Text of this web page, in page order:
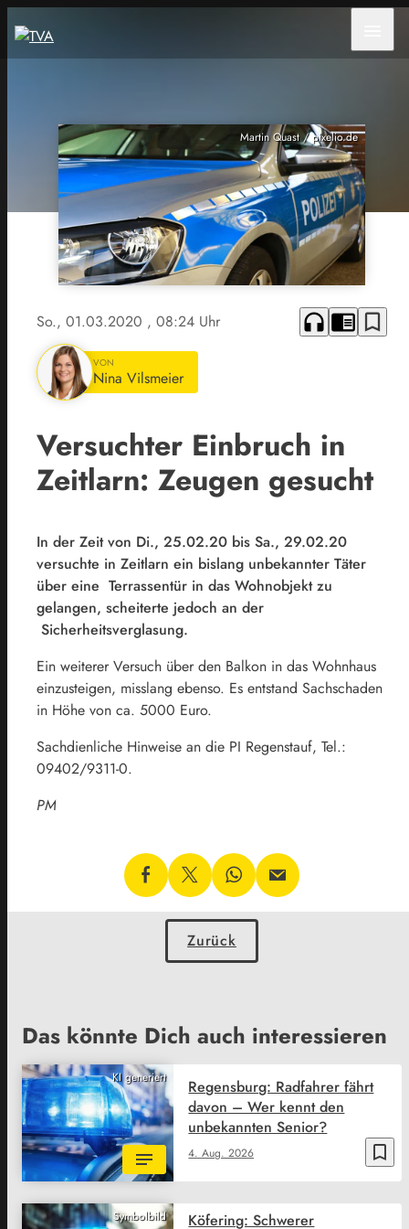
Martin Quast / pixelio.de
So., 01.03.2020 , 08:24 Uhr headphones chrome_reader_mode bookmark_border
VON
Nina Vilsmeier
Versuchter Einbruch in
Zeitlarn: Zeugen gesucht
In der Zeit von Di., 25.02.20 bis Sa., 29.02.20
versuchte in Zeitlarn ein bislang unbekannter Täter
über eine Terrassentür in das Wohnobjekt zu
gelangen, scheiterte jedoch an der
Sicherheitsverglasung.
Ein weiterer Versuch über den Balkon in das Wohnhaus
einzusteigen, misslang ebenso. Es entstand Sachschaden
in Höhe von ca. 5000 Euro.
Sachdienliche Hinweise an die PI Regenstauf, Tel.:
09402/9311-0.
PM
Zurück
Das könnte Dich auch interessieren
KI generiert
bookmark_border
4. Aug. 2026
Regensburg: Radfahrer fährt
davon – Wer kennt den
unbekannten Senior?
Symbolbild
Köfering: Schwerer